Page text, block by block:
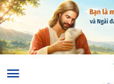
641 Chỉ Đấng Tạo Hóa